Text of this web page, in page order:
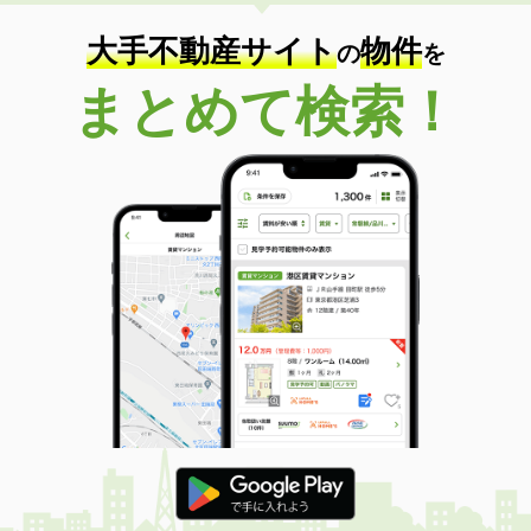
大手不動産サイトの物件を
まとめて検索！